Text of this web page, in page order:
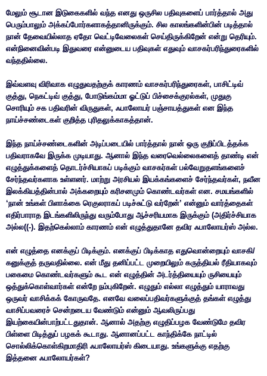
மேலும் சூடான இடுகைகளில் வந்த எனது ஒருசில பதிவுகளைப் பார்த்தால் அது
பெரும்பாலும் அக்கப்போர்களாகத்தானிருக்கும். சில காலங்களின்பின் படித்தால்
நான் தேவையில்லாத ஏதோ வெட்டிவேலைகள் செய்திருக்கிறேன் என்று தெரியும்.
என்நினைவின்படி இதுவரை என்னுடைய பதிவுகள் எதுவும் வாசகர்பரிந்துரைகளில்
வந்ததில்லை.
இவ்வளவு விரிவாக எழுதுவதற்குக் காரணம் வாசகர்பரிந்துரைகள், பாசிட்டிவ்
குத்து, நெகட்டிவ் குத்து, போடுங்கம்மா ஓட்டுப் பிச்சைக்குரல்கள், முதுகு
சொரியும் சக பதிவரின் விருதுகள், ஃபாலோயர் பஞ்சாயத்துகள் என இந்த
நாய்ச்சண்டைகள் குறித்த புரிதலுக்காகத்தான்.
இந்த நாய்ச்சண்டைகளின் அடிப்படையில் பார்த்தால் நான் ஒரு குறிப்பிடத்தக்க
பதிவராகவே இருக்க முடியாது. ஆனால் இந்த வரைவெல்லைகளைத் தாண்டி என்
எழுத்துக்களைத் தொடர்ச்சியாகப் படிக்கும் வாசகர்கள் பல்வேறுதளங்களைச்
சேர்ந்தவர்களாக உள்ளனர். மாற்று அரசியல் இயக்கங்களைச் சேர்ந்தவர்கள், நவீன
இலக்கியத்தின்பால் அக்கறையும் கரிசனமும் கொண்டவர்கள் என. சமயங்களில்
‘நான் உங்கள் பிளாக்கை ரெகுலராகப் படிச்சுட்டு வர்றேன்’ என்னும் வார்த்தைகள்
எதிர்பாராத இடங்களிலிருந்து வரும்போது ஆச்சரியமாக இருக்கும் (அதிர்ச்சியாக
அல்ல((-). இதற்கெல்லாம் காரணம் என் எழுத்துதானே தவிர ஃபாலோயர்ஸ் அல்ல.
என் எழுத்தை எனக்குப் பிடிக்கும். எனக்குப் பிடிக்காத எதுவொன்றையும் வாசகி/
கனுக்குத் தருவதில்லை. என் மீது தனிப்பட்ட முறையிலும் கருத்தியல் ரீதியாகவும்
பகைமை கொண்டவர்களும் கூட என் எழுத்தின் அடர்த்தியையும் ருசியையும்
ஒத்துக்கொள்வார்கள் என்றே நம்புகிறேன். எழுதும் எல்லா எழுத்தும் யாராவது
ஒருவர் வாசிக்கக் கோருவதே. எனவே வலைப்பதிவர்களுக்குத் தங்கள் எழுத்து
வாசிப்பவரைச் சென்றடைய வேண்டும் என்னும் ஆவலிருப்பது
இயற்கையின்பாற்பட்டதுதான். ஆனால் அதற்கு எழுதிப்பழக வேண்டுமே தவிர
பிள்ளை பிடித்துப் பழகக் கூடாது. ஆனானப்பட்ட காந்திக்கே நாட்டில்
சொல்லிக்கொள்கிறமாதிரி ஃபாலோயர்ஸ் கிடையாது. உங்களுக்கு எதற்கு
இத்தனை ஃபாலோயர்கள்?